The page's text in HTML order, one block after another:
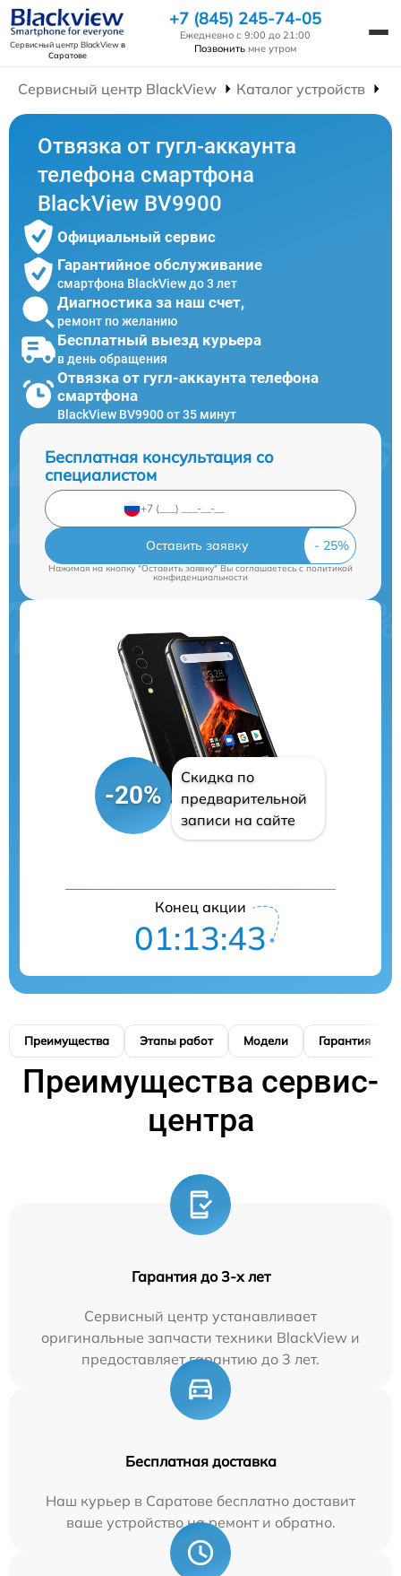
Сервисный центр BlackViewв
Саратове
+7 (845) 245-74-05
Ежедневно с 9:00 до 21:00
Позвонить мне утром
Сервисный центр BlackView Каталог устройств
Отвязка от гугл-аккаунта
телефона смартфона
BlackView BV9900
Официальный сервис
Гарантийное обслуживание
смартфона BlackView до 3 лет
Диагностика за наш счет,
ремонт по желанию
Бесплатный выезд курьера
в день обращения
Отвязка от гугл-аккаунта телефона
смартфона
BlackView BV9900 от 35 минут
Бесплатная консультация со
специалистом
Оставить заявку
Нажимая на кнопку "Оставить заявку" Вы соглашаетесь cполитикой
конфиденциальности
-20%
Скидка по
предварительной
записи на сайте
Конец акции
01:13:42
Преимущества Этапы работ Модели Гарантия
Преимущества сервис-
центра
Гарантия до 3-х лет
Сервисный центр устанавливает
оригинальные запчасти техники BlackView и
предоставляет гарантию до 3 лет.
Бесплатная доставка
Наш курьер в Саратове бесплатно доставит
ваше устройство на ремонт и обратно.